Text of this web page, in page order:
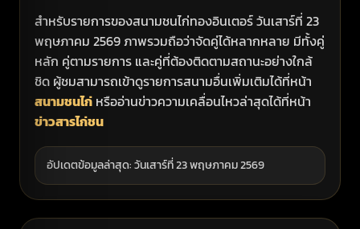
สำหรับรายการของสนามชนไก่ทองอินเตอร์ วันเสาร์ที่ 23
พฤษภาคม 2569 ภาพรวมถือว่าจัดคู่ได้หลากหลาย มีทั้งคู่
หลัก คู่ตามรายการ และคู่ที่ต้องติดตามสถานะอย่างใกล้
ชิด ผู้ชมสามารถเข้าดูรายการสนามอื่นเพิ่มเติมได้ที่หน้า
สนามชนไก่ หรืออ่านข่าวความเคลื่อนไหวล่าสุดได้ที่หน้า
ข่าวสารไก่ชน
อัปเดตข้อมูลล่าสุด: วันเสาร์ที่ 23 พฤษภาคม 2569